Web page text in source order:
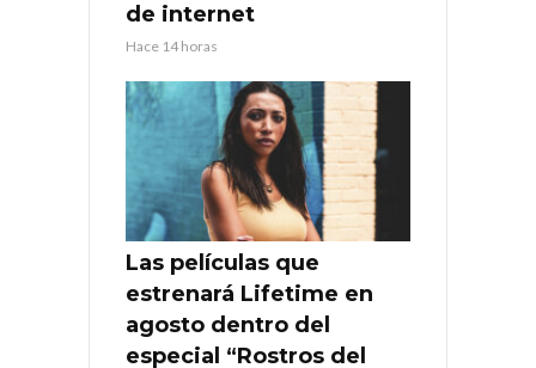
de internet
Hace 14 horas
Las películas que
estrenará Lifetime en
agosto dentro del
especial “Rostros del